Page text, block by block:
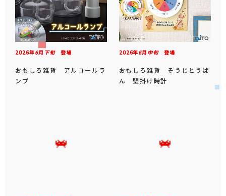
2026年6月 下旬登場
おもしろ雑貨 アルコールラ
ンプ
2026年6月 中旬登場
おもしろ雑貨 そうじとうば
ん 壁掛け時計